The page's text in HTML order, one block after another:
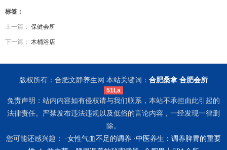
标签：
上一篇： 保健会所
下一篇： 木桶浴店
版权所有：合肥文静养生网 本站关键词： 合肥桑拿 合肥会所
51La
免责声明：站内内容如有侵权请与我们联系，本站不承担由此引起的
法律责任。严禁发布违法违规以及低俗的言论内容，一经发现一律删
除。
您可能还感兴趣： ·女性气血不足的调养 ·中医养生：调养脾胃的重要